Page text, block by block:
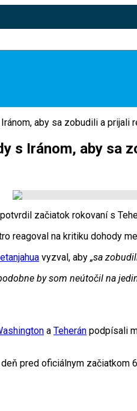
aby sa zobudili a prijali
s Iránom, aby sa
začiatok rokovaní s
reagoval na kritiku dohody
vyzval, aby „sa
by som neútočil na
a Teherán podpísali
pred oficiálnym začiatkom